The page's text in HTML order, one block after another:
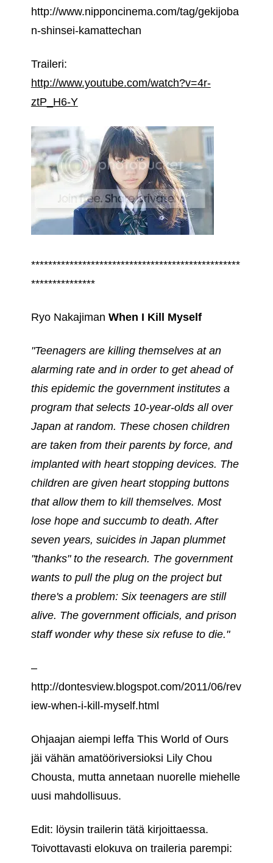
http://www.nipponcinema.com/tag/gekijoba
n-shinsei-kamattechan
Traileri:
http://www.youtube.com/watch?v=4r-
ztP_H6-Y
*************************************************
***************
Ryo Nakajiman When I Kill Myself
"Teenagers are killing themselves at an
alarming rate and in order to get ahead of
this epidemic the government institutes a
program that selects 10-year-olds all over
Japan at random. These chosen children
are taken from their parents by force, and
implanted with heart stopping devices. The
children are given heart stopping buttons
that allow them to kill themselves. Most
lose hope and succumb to death. After
seven years, suicides in Japan plummet
"thanks" to the research. The government
wants to pull the plug on the project but
there's a problem: Six teenagers are still
alive. The government officials, and prison
staff wonder why these six refuse to die."
–
http://dontesview.blogspot.com/2011/06/rev
iew-when-i-kill-myself.html
Ohjaajan aiempi leffa This World of Ours
jäi vähän amatööriversioksi Lily Chou
Chousta, mutta annetaan nuorelle miehelle
uusi mahdollisuus.
Edit: löysin trailerin tätä kirjoittaessa.
Toivottavasti elokuva on traileria parempi: